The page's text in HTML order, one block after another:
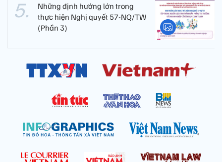
Những định hướng lớn trong
thực hiện Nghị quyết 57-NQ/TW
(Phần 3)